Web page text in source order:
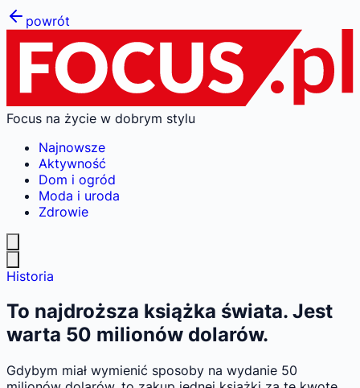
powrót
Focus na życie w dobrym stylu
Najnowsze
Aktywność
Dom i ogród
Moda i uroda
Zdrowie
Historia
To najdroższa książka świata. Jest
warta 50 milionów dolarów.
Gdybym miał wymienić sposoby na wydanie 50